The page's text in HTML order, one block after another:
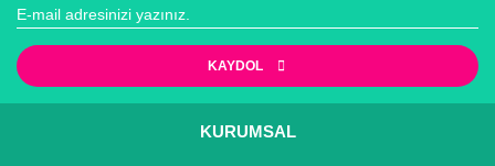
KAYDOL
KURUMSAL
Pitaya Fidanı